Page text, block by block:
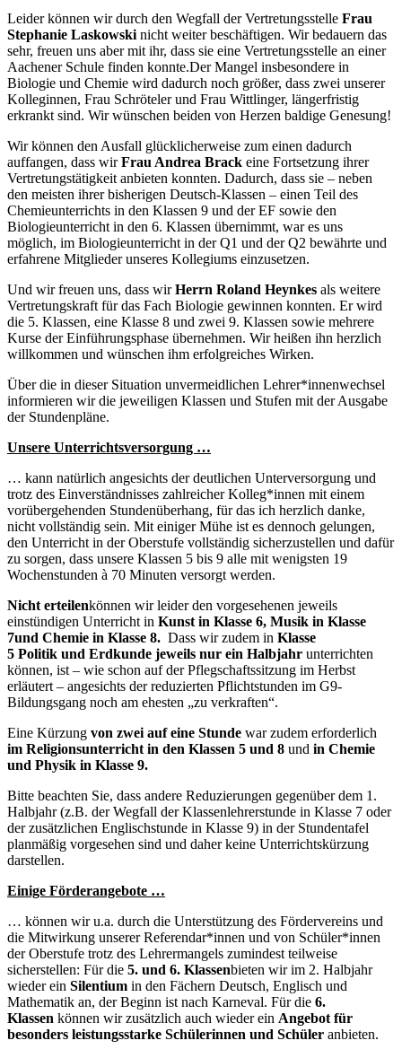
Leider können wir durch den Wegfall der Vertretungsstelle Frau
Stephanie Laskowski nicht weiter beschäftigen. Wir bedauern das
sehr, freuen uns aber mit ihr, dass sie eine Vertretungsstelle an einer
Aachener Schule finden konnte.Der Mangel insbesondere in
Biologie und Chemie wird dadurch noch größer, dass zwei unserer
Kolleginnen, Frau Schröteler und Frau Wittlinger, längerfristig
erkrankt sind. Wir wünschen beiden von Herzen baldige Genesung!
Wir können den Ausfall glücklicherweise zum einen dadurch
auffangen, dass wirFrau Andrea Brack eine Fortsetzung ihrer
Vertretungstätigkeit anbieten konnten. Dadurch, dass sie – neben
den meisten ihrer bisherigen Deutsch-Klassen – einen Teil des
Chemieunterrichts in den Klassen 9 und der EF sowie den
Biologieunterricht in den 6. Klassen übernimmt, war es uns
möglich, im Biologieunterricht in der Q1 und der Q2 bewährte und
erfahrene Mitglieder unseres Kollegiums einzusetzen.
Und wir freuen uns, dass wirHerrn Roland Heynkes als weitere
Vertretungskraft für das Fach Biologie gewinnen konnten. Er wird
die 5. Klassen, eine Klasse 8 und zwei 9. Klassen sowie mehrere
Kurse der Einführungsphase übernehmen. Wir heißen ihn herzlich
willkommen und wünschen ihm erfolgreiches Wirken.
Über die in dieser Situation unvermeidlichen Lehrer*innenwechsel
informieren wir die jeweiligen Klassen und Stufen mit der Ausgabe
der Stundenpläne.
Unsere Unterrichtsversorgung …
… kann natürlich angesichts der deutlichen Unterversorgung und
trotz des Einverständnisses zahlreicher Kolleg*innen mit einem
vorübergehenden Stundenüberhang, für das ich herzlich danke,
nicht vollständig sein. Mit einiger Mühe ist es dennoch gelungen,
den Unterricht in der Oberstufe vollständig sicherzustellen und dafür
zu sorgen, dass unsere Klassen 5 bis 9 alle mit wenigsten 19
Wochenstunden à 70 Minuten versorgt werden.
Nicht erteilenkönnen wir leider den vorgesehenen jeweils
einstündigen Unterricht in Kunst in Klasse 6, Musik in Klasse
7und Chemie in Klasse 8. Dass wir zudem in Klasse
5 Politik und Erdkunde jeweils nur ein Halbjahr unterrichten
können, ist – wie schon auf der Pflegschaftssitzung im Herbst
erläutert – angesichts der reduzierten Pflichtstunden im G9-
Bildungsgang noch am ehesten „zu verkraften“.
Eine Kürzung von zwei auf eine Stunde war zudem erforderlich
im Religionsunterricht in den Klassen 5 und 8 und in Chemie
und Physik in Klasse 9.
Bitte beachten Sie, dass andere Reduzierungen gegenüber dem 1.
Halbjahr (z.B. der Wegfall der Klassenlehrerstunde in Klasse 7 oder
der zusätzlichen Englischstunde in Klasse 9) in der Stundentafel
planmäßig vorgesehen sind und daher keine Unterrichtskürzung
darstellen.
Einige Förderangebote …
… können wir u.a. durch die Unterstützung des Fördervereins und
die Mitwirkung unserer Referendar*innen und von Schüler*innen
der Oberstufe trotz des Lehrermangels zumindest teilweise
sicherstellen: Für die 5. und 6. Klassenbieten wir im 2. Halbjahr
wieder ein Silentium in den Fächern Deutsch, Englisch und
Mathematik an, der Beginn ist nach Karneval. Für die 6.
Klassen können wir zusätzlich auch wieder ein Angebot für
besonders leistungsstarke Schülerinnen und Schüler anbieten.